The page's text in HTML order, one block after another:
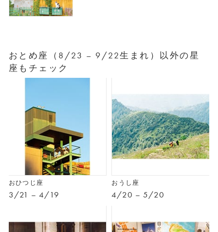
おとめ座（8/23 – 9/22生まれ）以外の星
座もチェック
おひつじ座
3/21 – 4/19
おうし座
4/20 – 5/20